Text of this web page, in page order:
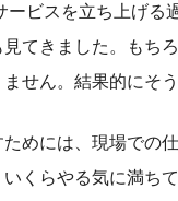
ビスを立ち上げる
てきました。もち
せん。結果的にそ
めには、現場での
くらやる気に満ち